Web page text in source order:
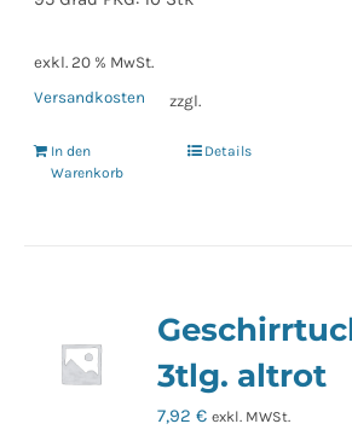
exkl. 20 % MwSt.
zzgl.
Versandkosten
In den
Warenkorb
Details
3tlg. altrot
7,92€ exkl. MWSt.